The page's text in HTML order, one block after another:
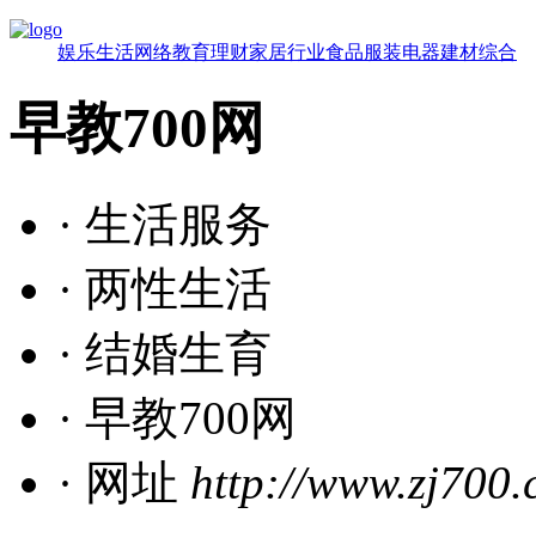
娱乐生活网络教育理财家居行业食品服装电器建材综合
早教700网
· 生活服务
· 两性生活
· 结婚生育
· 早教700网
· 网址 http://